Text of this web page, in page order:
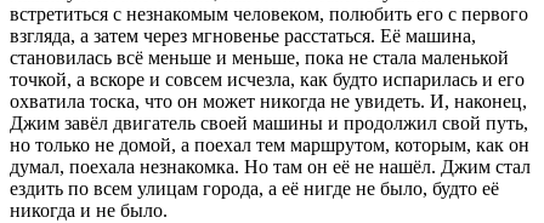
встретиться с незнакомым человеком, полюбить его с первого
взгляда, а затем через мгновенье расстаться. Её машина,
становилась всё меньше и меньше, пока не стала маленькой
точкой, а вскоре и совсем исчезла, как будто испарилась и его
охватила тоска, что он может никогда не увидеть. И, наконец,
Джим завёл двигатель своей машины и продолжил свой путь,
но только не домой, а поехал тем маршрутом, которым, как он
думал, поехала незнакомка. Но там он её не нашёл. Джим стал
ездить по всем улицам города, а её нигде не было, будто её
никогда и не было.